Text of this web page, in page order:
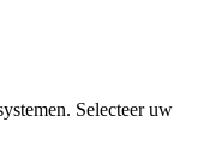
Selecteer uw